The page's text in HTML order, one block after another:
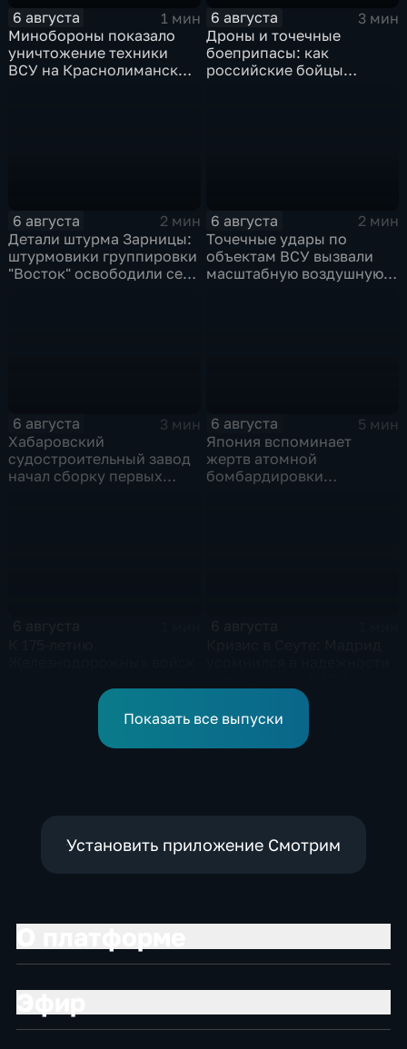
6 августа
1 мин
Минобороны показало
уничтожение техники
ВСУ на Краснолиманском
6 августа
3 мин
Дроны и точечные
боеприпасы: как
российские бойцы
6 августа
2 мин
Детали штурма Зарницы:
штурмовики группировки
"Восток" освободили село
6 августа
2 мин
Точечные удары по
объектам ВСУ вызвали
масштабную воздушную
6 августа
3 мин
Хабаровский
судостроительный завод
начал сборку первых
6 августа
5 мин
Япония вспоминает
жертв атомной
бомбардировки
Показать все выпуски
Установить приложение Смотрим